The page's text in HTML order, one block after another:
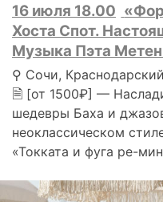
16 июля 18.00
Хоста Спот.
Музыка Пэта
⚲ Сочи,
🗎 [от 1500₽] —
шедевры Баха и
неоклассическом
«Токката и фуга ре-